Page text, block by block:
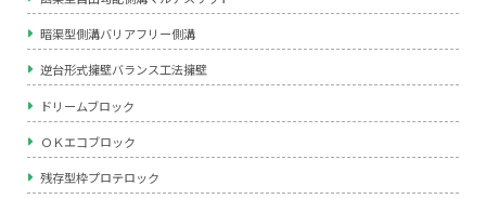
暗渠型側溝バリアフリー側溝
逆台形式擁壁バランス工法擁壁
ドリームブロック
ＯＫエコブロック
残存型枠プロテロック